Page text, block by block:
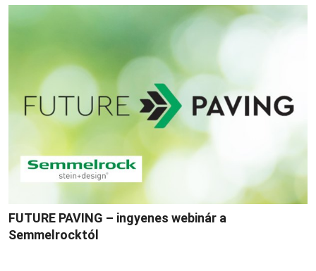
FUTURE PAVING – ingyenes webinár a
Semmelrocktól